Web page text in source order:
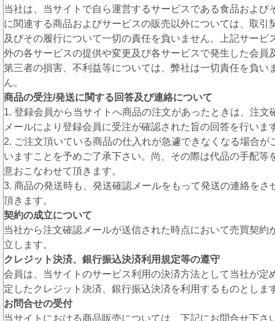
当社は、当サイトで自ら運営するサービスである食品および
に関連する商品およびサービスの販売以外については、取引
及びその履行について一切の責任を負いません。上記サービ
外の各サービスの提供や変更及び各サービスで発生した会員
第三者の損害、不利益等については、弊社は一切責任を負い
ん。
商品の受注/発送に関する回答及び連絡について
1. 登録会員から当サイトへ商品の注文があったときは、注文
メールにより登録会員に受注が確認された旨の回答を行いま
2. ご注文頂いている商品の仕入れが急遽できなくなる場合が
いますことを予めご了承下さい。尚、その際は代品の手配等
意おこなわせて頂きます。
3. 商品の発送時も、発送確認メールをもって発送の連絡をさ
頂きます。
契約の成立について
当社から注文確認メールが送信された時点において売買契約
立します。
クレジット決済、銀行振込決済利用規定等の遵守
会員は、当サイトのサービス利用の決済方法として当社が定
定したクレジット決済、銀行振込決済を利用するものとしま
お問合せの受付
当サイトにおける商品販売については、下記にお問合せ下さ